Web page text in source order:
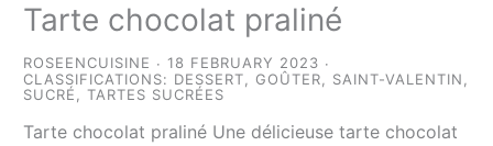
Tarte chocolat praliné
ROSEENCUISINE
18 FEBRUARY 2023
CLASSIFICATIONS: DESSERT ,GOÛTER SAINT-VALENTIN
SUCRÉ
,TARTES SUCRÉES
Tarte chocolat praliné Une délicieuse tarte chocolat